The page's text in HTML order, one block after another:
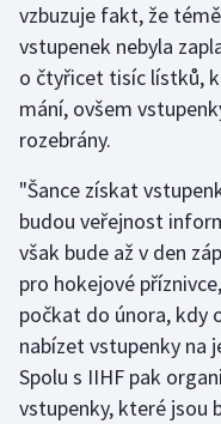
vzbuzuje fakt, že
vstupenek nebyla
o čtyřicet tisíc lístků,
mání, ovšem
rozebrány.
"Šance získat
budou veřejnost
však bude až v den
pro hokejové
počkat do února, kdy
nabízet vstupenky na
Spolu s IIHF pak
vstupenky, které jsou